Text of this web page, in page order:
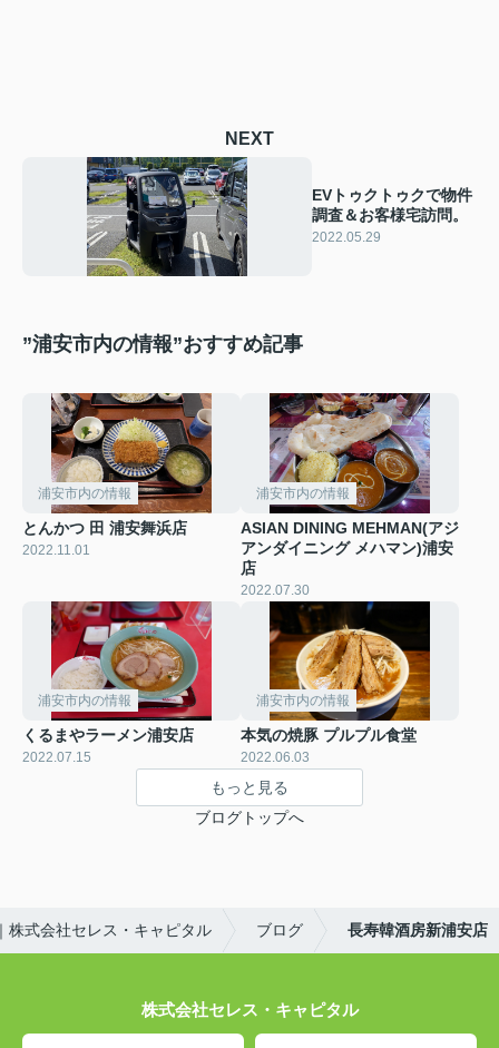
NEXT
EVトゥクトゥクで物件
調査＆お客様宅訪問。
2022.05.29
”浦安市内の情報”おすすめ記事
浦安市内の情報
とんかつ 田 浦安舞浜店
2022.11.01
浦安市内の情報
ASIAN DINING MEHMAN(アジ
アンダイニング メハマン)浦安
店
2022.07.30
浦安市内の情報
くるまやラーメン浦安店
2022.07.15
浦安市内の情報
本気の焼豚 プルプル食堂
2022.06.03
もっと見る
ブログトップへ
株式会社セレス・キャピタル ブログ 長寿韓酒房新浦安店
株式会社セレス・キャピタル